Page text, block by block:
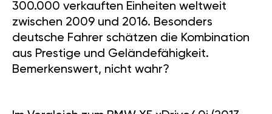
300.000 verkauften Einheiten weltweit
zwischen 2009 und 2016. Besonders
deutsche Fahrer schätzen die Kombination
aus Prestige und Geländefähigkeit.
Bemerkenswert, nicht wahr?